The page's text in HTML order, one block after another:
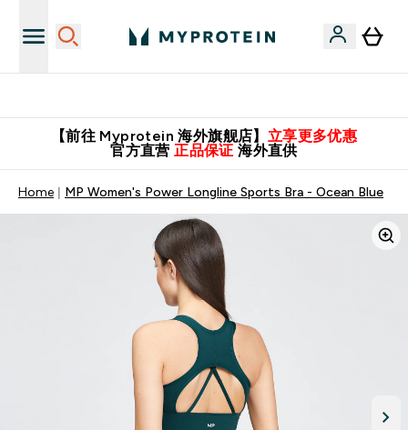
【前往 Myprotein 海外旗舰店】 立享更多优惠
官方直营 正品保证 海外直供
Home MP Women's Power Longline Sports Bra - Ocean Blue